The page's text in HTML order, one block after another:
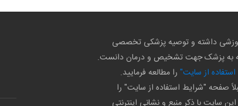
داشته و توصیه پزشکی تخصصی
به پزشک جهت تشخیص و درمان دانست.
از سایت" را مطالعه فرمایید.
صفحه "شرایط استفاده از سایت" را
سایت با ذکر منبع و نشانی اینترنتی